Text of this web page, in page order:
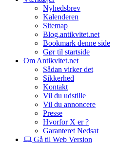
Nyhedsbrev
Kalenderen
Sitemap
Blog.antikvitet.net
Bookmark denne side
Gør til startside
Om Antikvitet.net
Sådan virker det
Sikkerhed
Kontakt
Vil du udstille
Vil du annoncere
Presse
Hvorfor X er ?
Garanteret Nedsat
Gå til Web Version